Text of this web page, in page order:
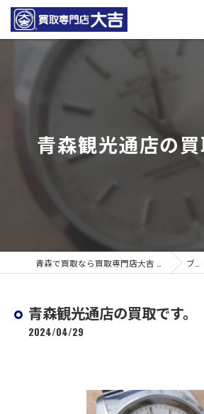
青森観光通店の買
ブログ
青森観光通店の買取です。
2024/04/29